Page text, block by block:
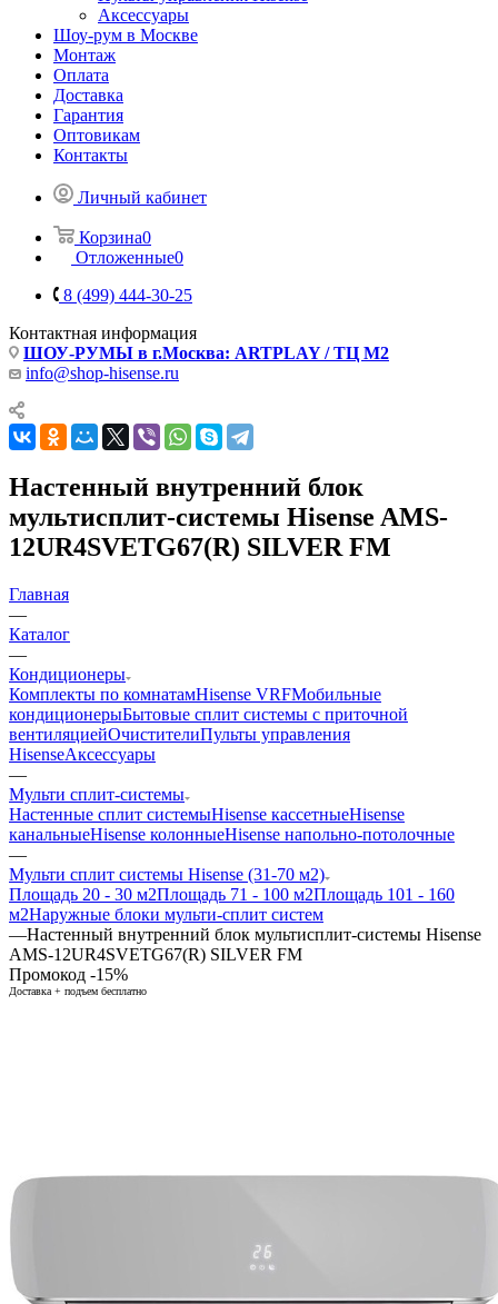
Аксессуары
Шоу-рум в Москве
Монтаж
Оплата
Доставка
Гарантия
Оптовикам
Контакты
Личный кабинет
Корзина0
Отложенные0
8 (499) 444-30-25
Контактная информация
ШОУ-РУМЫ в г.Москва: ARTPLAY / ТЦ М2
info@shop-hisense.ru
Настенный внутренний блок
мультисплит-системы Hisense AMS-
12UR4SVETG67(R) SILVER FM
Главная
—
Каталог
—
Кондиционеры
Комплекты по комнатамHisense VRFМобильные
кондиционерыБытовые сплит системы с приточной
вентиляциейОчистителиПульты управления
HisenseАксессуары
—
Мульти сплит-системы
Настенные сплит системыHisense кассетныеHisense
канальныеHisense колонныеHisense напольно-потолочные
—
Мульти сплит системы Hisense (31-70 м2)
Площадь 20 - 30 м2Площадь 71 - 100 м2Площадь 101 - 160
м2Наружные блоки мульти-сплит систем
—Настенный внутренний блок мультисплит-системы Hisense
AMS-12UR4SVETG67(R) SILVER FM
Промокод -15%
Доставка + подъем бесплатно